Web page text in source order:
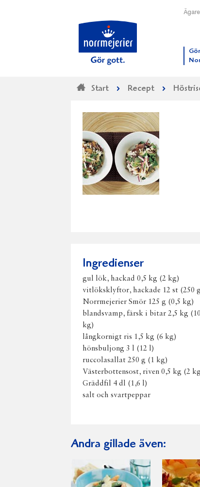
Ägare
Start Recept
Ingredienser
gul lök, hackad 0,5 kg (2 kg)
vitlöksklyftor, hackade 12 st (250
Norrmejerier Smör 125 g (0,5 kg)
blandsvamp, färsk i bitar 2,5 kg (10
kg)
långkornigt ris 1,5 kg (6 kg)
hönsbuljong 3 l (12 l)
ruccolasallat 250 g (1 kg)
Västerbottensost, riven 0,5 kg (2
Gräddfil 4 dl (1,6 l)
salt och svartpeppar
Andra gillade även: